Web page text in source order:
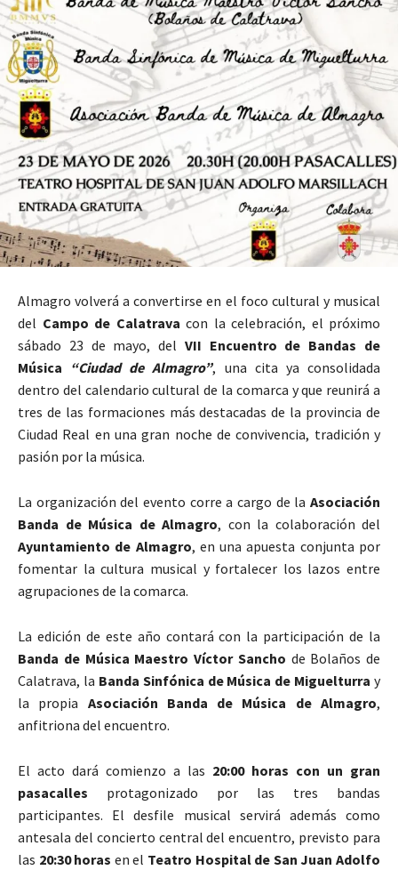
Almagro volverá a convertirse en el foco cultural y musical
del Campo de Calatrava con la celebración, el próximo
sábado 23 de mayo, del VII Encuentro de Bandas de
Música “Ciudad de Almagro”, una cita ya consolidada
dentro del calendario cultural de la comarca y que reunirá a
tres de las formaciones más destacadas de la provincia de
Ciudad Real en una gran noche de convivencia, tradición y
pasión por la música.
La organización del evento corre a cargo de la Asociación
Banda de Música de Almagro, con la colaboración del
Ayuntamiento de Almagro, en una apuesta conjunta por
fomentar la cultura musical y fortalecer los lazos entre
agrupaciones de la comarca.
La edición de este año contará con la participación de la
Banda de Música Maestro Víctor Sancho de Bolaños de
Calatrava, la Banda Sinfónica de Música de Miguelturra y
la propia Asociación Banda de Música de Almagro,
anfitriona del encuentro.
El acto dará comienzo a las 20:00 horas con un gran
pasacalles protagonizado por las tres bandas
participantes. El desfile musical servirá además como
antesala del concierto central del encuentro, previsto para
las 20:30 horas en el Teatro Hospital de San Juan Adolfo